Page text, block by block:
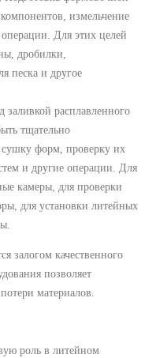
измельчение
Для этих целей
дробилки,
песка и другое
заливкой расплавленного
тщательно
сушку форм, проверку их
и другие операции. Для
камеры, для проверки
для установки литейных
залогом качественного
позволяет
материалов.
роль в литейном